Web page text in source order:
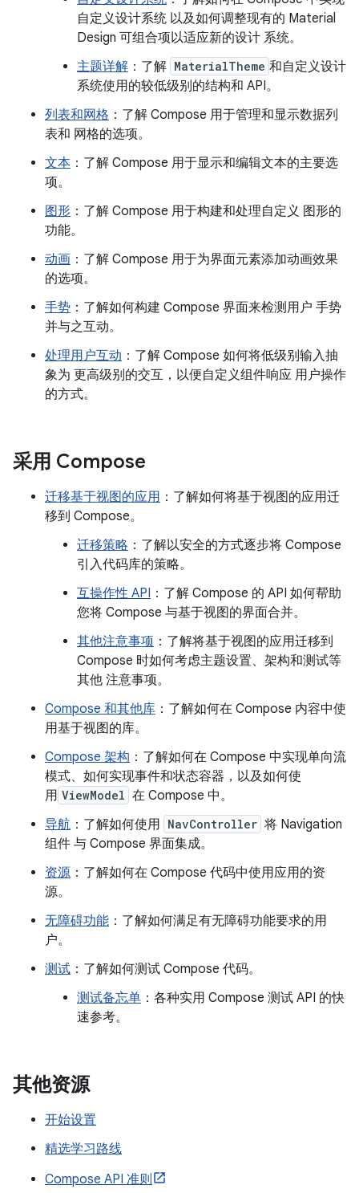
自定义设计系统 以及如何调整现有的 Material
Design 可组合项以适应新的设计 系统。
主题详解 ：了解 MaterialTheme 和自定义设计
系统使用的较低级别的结构和 API。
列表和网格 ：了解 Compose 用于管理和显示数据列
表和 网格的选项。
文本 ：了解 Compose 用于显示和编辑文本的主要选
项。
图形 ：了解 Compose 用于构建和处理自定义 图形的
功能。
动画 ：了解 Compose 用于为界面元素添加动画效果
的选项。
手势 ：了解如何构建 Compose 界面来检测用户 手势
并与之互动。
处理用户互动 ：了解 Compose 如何将低级别输入抽
象为 更高级别的交互，以便自定义组件响应 用户操作
的方式。
采用 Compose
迁移基于视图的应用 ：了解如何将基于视图的应用迁
移到 Compose。
迁移策略 ：了解以安全的方式逐步将 Compose
引入代码库的策略。
互操作性 API ：了解 Compose 的 API 如何帮助
您将 Compose 与基于视图的界面合并。
其他注意事项 ：了解将基于视图的应用迁移到
Compose 时如何考虑主题设置、架构和测试等
其他 注意事项。
Compose 和其他库 ：了解如何在 Compose 内容中使
用基于视图的库。
Compose 架构 ：了解如何在 Compose 中实现单向流
模式、如何实现事件和状态容器，以及如何使
用 ViewModel 在 Compose 中。
导航 ：了解如何使用 NavController 将 Navigation
组件 与 Compose 界面集成。
资源 ：了解如何在 Compose 代码中使用应用的资
源。
无障碍功能 ：了解如何满足有无障碍功能要求的用
户。
测试 ：了解如何测试 Compose 代码。
测试备忘单 ：各种实用 Compose 测试 API 的快
速参考。
其他资源
开始设置
精选学习路线
Compose API 准则